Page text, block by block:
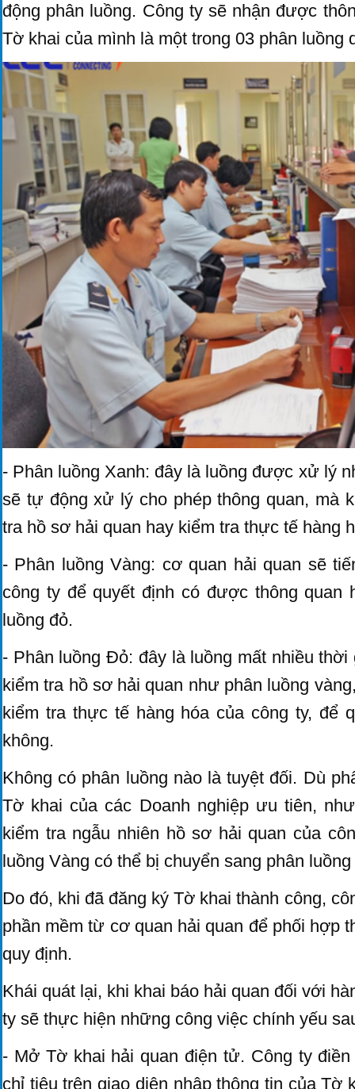
động phân luồng. Công ty sẽ nhận được
Tờ khai của mình là một trong 03 phân luồng
- Phân luồng Xanh: đây là luồng được xử lý
sẽ tự động xử lý cho phép thông quan, mà
tra hồ sơ hải quan hay kiểm tra thực tế hàng
- Phân luồng Vàng: cơ quan hải quan sẽ
công ty để quyết định có được thông quan
luồng đỏ.
- Phân luồng Đỏ: đây là luồng mất nhiều
kiểm tra hồ sơ hải quan như phân luồng
kiểm tra thực tế hàng hóa của công ty, để
không.
Không có phân luồng nào là tuyệt đối. Dù
Tờ khai của các Doanh nghiệp ưu tiên,
kiểm tra ngẫu nhiên hồ sơ hải quan của
luồng Vàng có thể bị chuyển sang phân
Do đó, khi đã đăng ký Tờ khai thành công,
phần mềm từ cơ quan hải quan để phối hợp
quy định.
Khái quát lại, khi khai báo hải quan đối với
ty sẽ thực hiện những công việc chính yếu
- Mở Tờ khai hải quan điện tử. Công ty
chỉ tiêu trên giao diện nhập thông tin của Tờ